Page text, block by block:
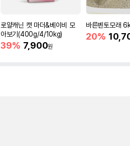
로얄캐닌 캣 마더&베이비 모
아보기(400g/4/10kg)
39% 7,900원
바른벤토모래
20%